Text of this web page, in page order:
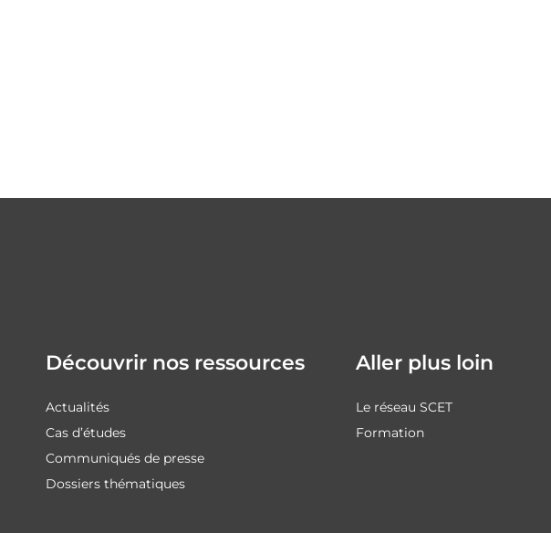
Découvrir nos ressources
Actualités
Cas d’études
Communiqués de presse
Dossiers thématiques
Aller plus loin
Le réseau SCET
Formation